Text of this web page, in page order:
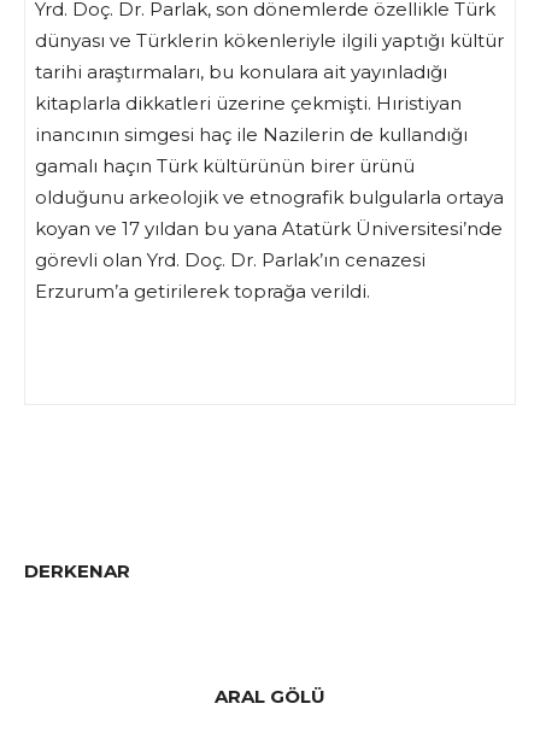
Yrd. Doç. Dr. Parlak, son dönemlerde özellikle Türk
dünyası ve Türklerin kökenleriyle ilgili yaptığı kültür
tarihi araştırmaları, bu konulara ait yayınladığı
kitaplarla dikkatleri üzerine çekmişti. Hıristiyan
inancının simgesi haç ile Nazilerin de kullandığı
gamalı haçın Türk kültürünün birer ürünü
olduğunu arkeolojik ve etnografik bulgularla ortaya
koyan ve 17 yıldan bu yana Atatürk Üniversitesi’nde
görevli olan Yrd. Doç. Dr. Parlak’ın cenazesi
Erzurum’a getirilerek toprağa verildi.
DERKENAR
ARAL GÖLÜ